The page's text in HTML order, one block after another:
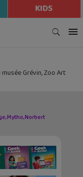
KIDS
Grévin, Zoo Art
Mytho, Norbert